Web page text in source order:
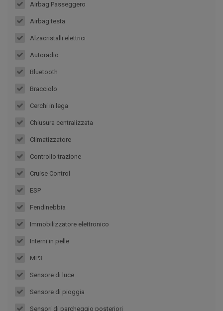
Airbag Passeggero
Airbag testa
Alzacristalli elettrici
Autoradio
Bluetooth
Bracciolo
Cerchi in lega
Chiusura centralizzata
Climatizzatore
Controllo trazione
Cruise Control
ESP
Fendinebbia
Immobilizzatore elettronico
Interni in pelle
MP3
Sensore di luce
Sensore di pioggia
Sensori di parcheggio posteriori